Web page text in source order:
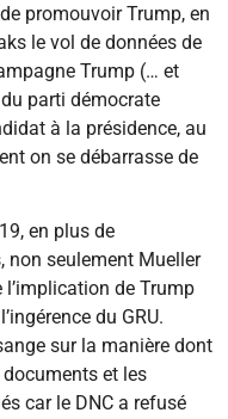
promouvoir Trump, en
le vol de données de
Trump (… et
parti démocrate
à la présidence, au
on se débarrasse de
en plus de
non seulement Mueller
l’implication de Trump
du GRU.
sur la manière dont
documents et les
car le DNC a refusé